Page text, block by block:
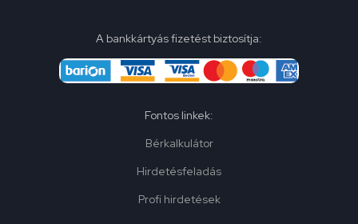
A bankkártyás fizetést biztosítja:
Fontos linkek:
Bérkalkulátor
Hirdetésfeladás
Profi hirdetések